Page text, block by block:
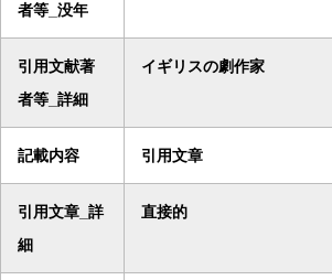
者等_没年
引用文献著
者等_詳細
イギリスの劇作家
記載内容 引用文章
引用文章_詳
細
直接的